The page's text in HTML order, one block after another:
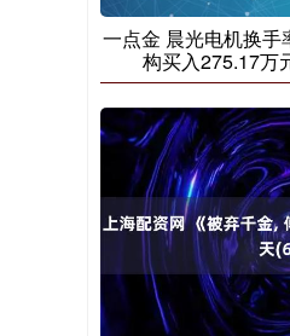
一点金 晨光电机换
构买入275.17万